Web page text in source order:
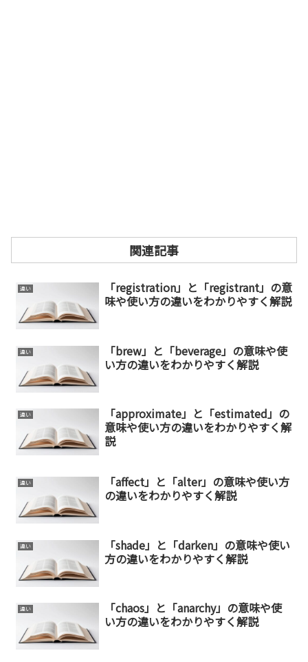
関連記事
違い
「registration」と「registrant」の意
味や使い方の違いをわかりやすく解説
違い
「brew」と「beverage」の意味や使
い方の違いをわかりやすく解説
違い
「approximate」と「estimated」の
意味や使い方の違いをわかりやすく解
説
違い
「affect」と「alter」の意味や使い方
の違いをわかりやすく解説
違い
「shade」と「darken」の意味や使い
方の違いをわかりやすく解説
違い
「chaos」と「anarchy」の意味や使
い方の違いをわかりやすく解説